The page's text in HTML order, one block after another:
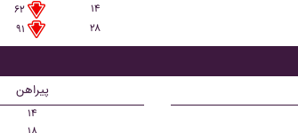
۶۲
۱۴
۹۱ ۲۸
پیراهن
۱۴